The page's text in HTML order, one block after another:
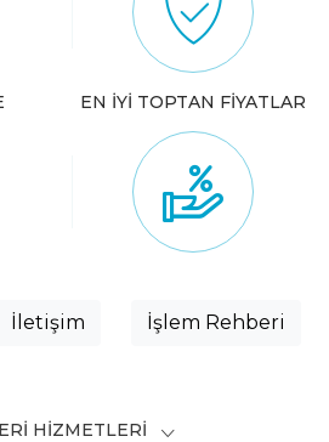
EN İYİ TOPTAN FİYATLAR
İletişim İşlem Rehberi
HIZMETLERI